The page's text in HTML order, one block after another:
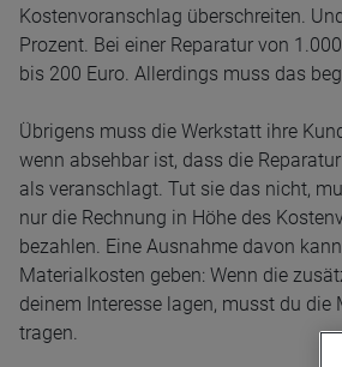
Kostenvoranschlag überschreiten.
Prozent. Bei einer Reparatur von
bis 200 Euro. Allerdings muss das
Übrigens muss die Werkstatt ihre
wenn absehbar ist, dass die
als veranschlagt. Tut sie das nicht,
nur die Rechnung in Höhe des
bezahlen. Eine Ausnahme davon
Materialkosten geben: Wenn die
deinem Interesse lagen, musst du die
tragen.